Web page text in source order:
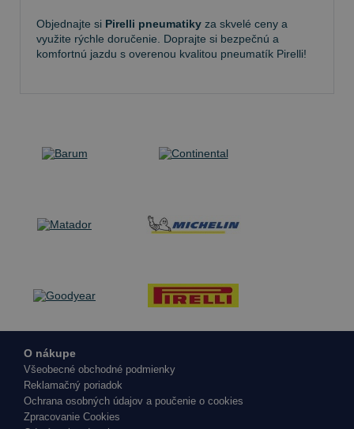
Objednajte si Pirelli pneumatiky za skvelé ceny a
využite rýchle doručenie. Doprajte si bezpečnú a
komfortnú jazdu s overenou kvalitou pneumatík Pirelli!
O nákupe
Všeobecné obchodné podmienky
Reklamačný poriadok
Ochrana osobných údajov a poučenie o cookies
Zpracovanie Cookies